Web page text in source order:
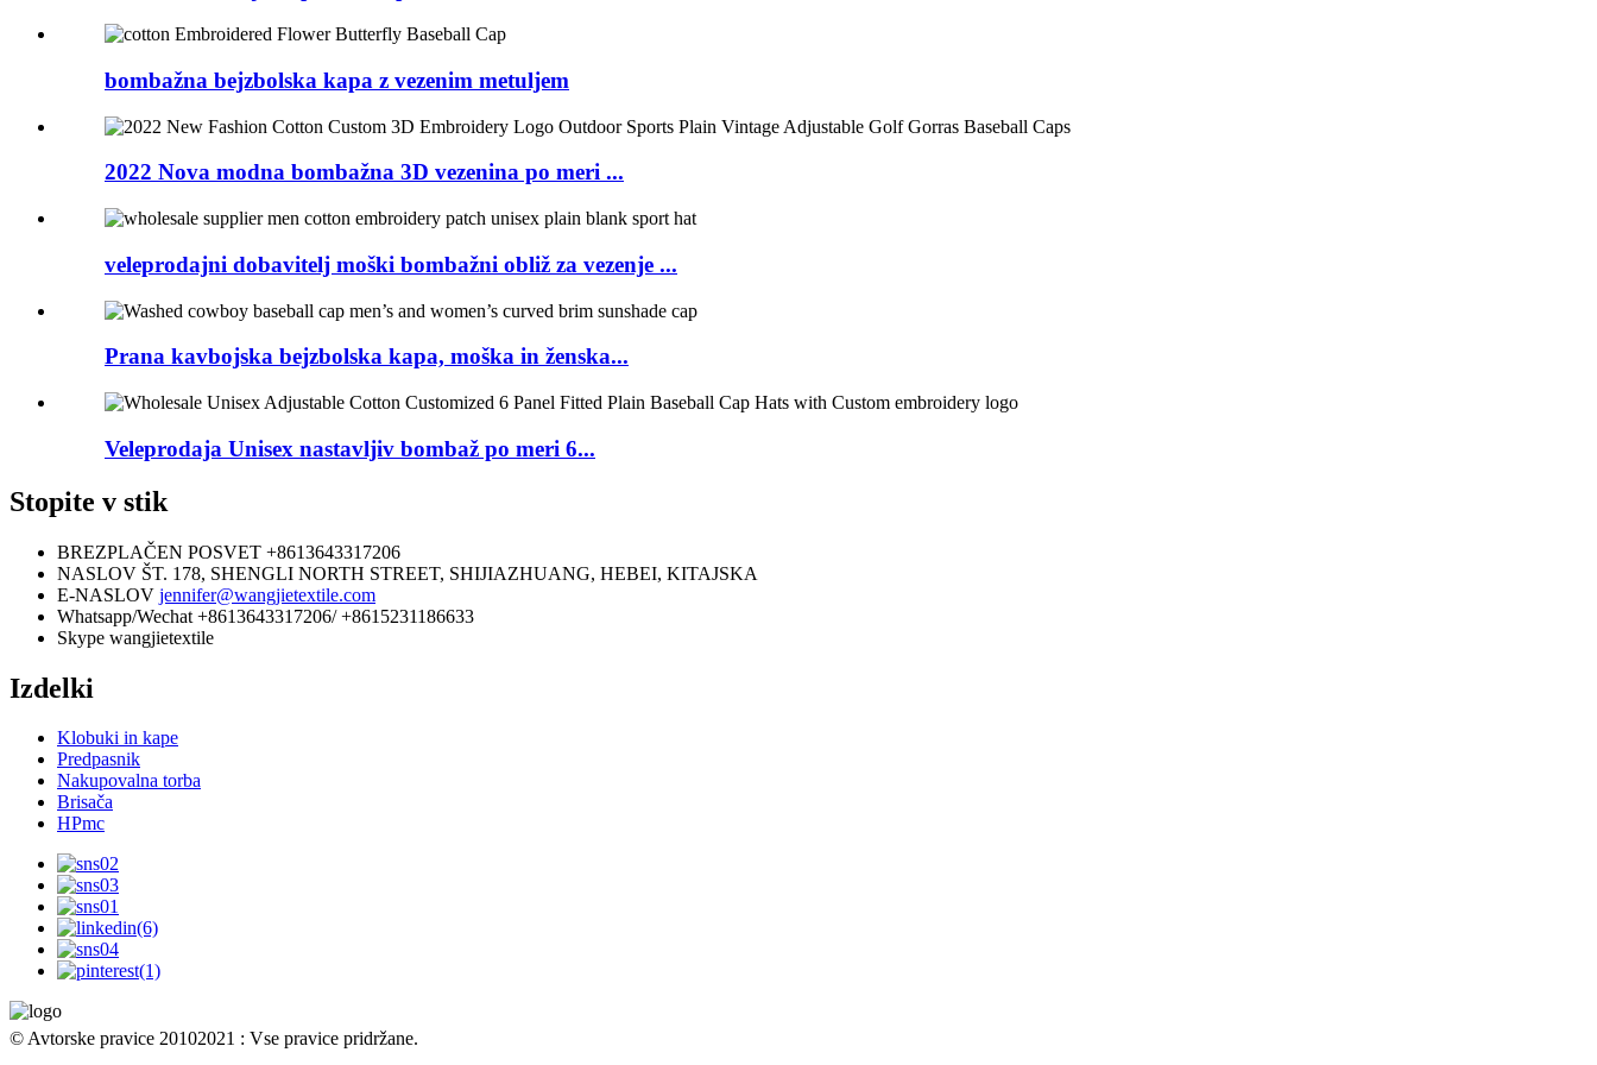
bombažna bejzbolska kapa z vezenim metuljem
2022 Nova modna bombažna 3D vezenina po meri ...
veleprodajni dobavitelj moški bombažni obliž za vezenje ...
Prana kavbojska bejzbolska kapa, moška in ženska...
Veleprodaja Unisex nastavljiv bombaž po meri 6...
Stopite v stik
BREZPLAČEN POSVET +8613643317206
NASLOV ŠT. 178, SHENGLI NORTH STREET, SHIJIAZHUANG, HEBEI, KITAJSKA
E-NASLOV jennifer@wangjietextile.com
Whatsapp/Wechat +8613643317206/ +8615231186633
Skype wangjietextile
Izdelki
Klobuki in kape
Predpasnik
Nakupovalna torba
Brisača
HPmc
© Avtorske pravice 20102021 : Vse pravice pridržane.